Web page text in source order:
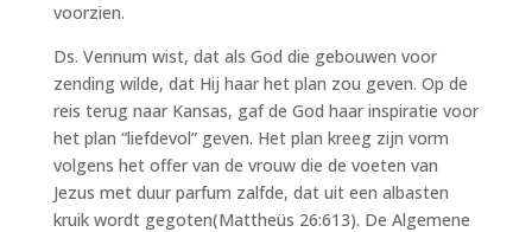
voorzien.
Ds. Vennum wist, dat als God die gebouwen voor
zending wilde, dat Hij haar het plan zou geven. Op de
reis terug naar Kansas, gaf de God haar inspiratie voor
het plan “liefdevol” geven. Het plan kreeg zijn vorm
volgens het offer van de vrouw die de voeten van
Jezus met duur parfum zalfde, dat uit een albasten
kruik wordt gegoten(Mattheüs 26:613). De Algemene